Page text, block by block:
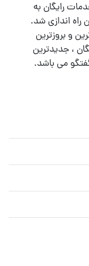
هدف ارائه خدمات رایگان به
راه اندازی شد.
و بروزترین
، جدیدترین
می باشد.